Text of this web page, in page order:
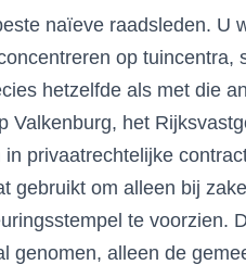
naïeve raadsleden. U
op tuincentra,
hetzelfde als met die
Valkenburg, het
privaatrechtelijke
gebruikt om alleen bij
te voorzien.
genomen, alleen de